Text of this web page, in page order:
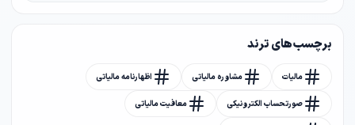
برچسب های ترند
مالیات مشاوره مالیاتی اظهارنامه مالیاتی
صورتحساب الکترونیکی معافیت مالیاتی